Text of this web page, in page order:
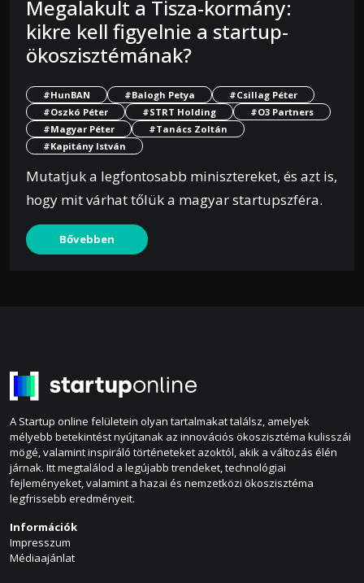
Megalakult a Tisza-kormány:
kikre kell figyelnie a startup-
ökoszisztémának?
#HunBAN #Balogh Petya
#Csillag Péter
#Oszkó Péter
#STRT Holding
#O3 Partners
#Magyar Péter
#Tanács Zoltán
#Kapitány István
Mutatjuk a legfontosabb minisztereket, és azt is,
hogy mit várhat tőlük a magyar startupszféra.
Bővebben
A Startup online felületein olyan tartalmakat találsz, amelyek
mélyebb betekintést nyújtanak az innovációs ökoszisztéma kulisszái
mögé, valamint inspiráló történeteket azoktól, akik a változás élén
járnak. Itt megtalálod a legújabb trendeket, technológiai
fejleményeket, valamint a hazai és nemzetközi ökoszisztéma
legfrissebb eredményeit.
Információk
Impresszum
Médiaajánlat